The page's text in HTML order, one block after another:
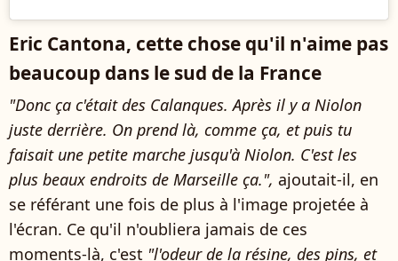
Eric Cantona, cette chose qu'il n'aime pas
beaucoup dans le sud de la France
"Donc ça c'était des Calanques. Après il y a Niolon
juste derrière. On prend là, comme ça, et puis tu
faisait une petite marche jusqu'à Niolon. C'est les
plus beaux endroits de Marseille ça.", ajoutait-il, en
se référant une fois de plus à l'image projetée à
l'écran. Ce qu'il n'oubliera jamais de ces
moments-là, c'est "l'odeur de la résine, des pins, et